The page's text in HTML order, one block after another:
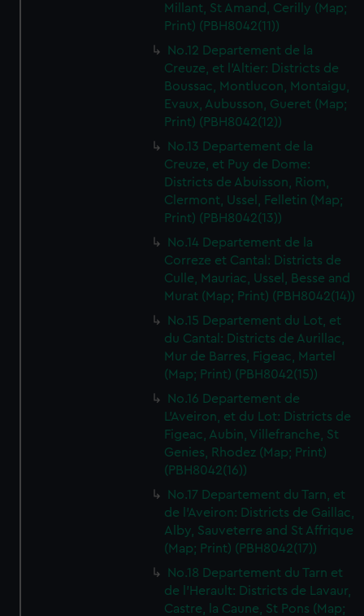
Millant, St Amand, Cerilly (Map;
Print) (PBH8042(11))
No.12 Departement de la
Creuze, et l'Altier: Districts de
Boussac, Montlucon, Montaigu,
Evaux, Aubusson, Gueret (Map;
Print) (PBH8042(12))
No.13 Departement de la
Creuze, et Puy de Dome:
Districts de Abuisson, Riom,
Clermont, Ussel, Felletin (Map;
Print) (PBH8042(13))
No.14 Departement de la
Correze et Cantal: Districts de
Culle, Mauriac, Ussel, Besse and
Murat (Map; Print) (PBH8042(14))
No.15 Departement du Lot, et
du Cantal: Districts de Aurillac,
Mur de Barres, Figeac, Martel
(Map; Print) (PBH8042(15))
No.16 Departement de
L'Aveiron, et du Lot: Districts de
Figeac, Aubin, Villefranche, St
Genies, Rhodez (Map; Print)
(PBH8042(16))
No.17 Departement du Tarn, et
de l'Aveiron: Districts de Gaillac,
Alby, Sauveterre and St Affrique
(Map; Print) (PBH8042(17))
No.18 Departement du Tarn et
de l'Herault: Districts de Lavaur,
Castre, la Caune, St Pons (Map;